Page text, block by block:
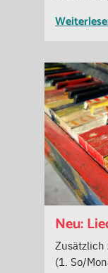
Neu:
Zusätzlich
(1. So/